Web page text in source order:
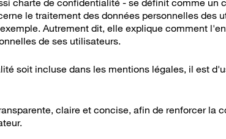
charte de confidentialité - se définit comme un
le traitement des données personnelles des
Autrement dit, elle explique comment
de ses utilisateurs.
soit incluse dans les mentions légales, il est
claire et concise, afin de renforcer la